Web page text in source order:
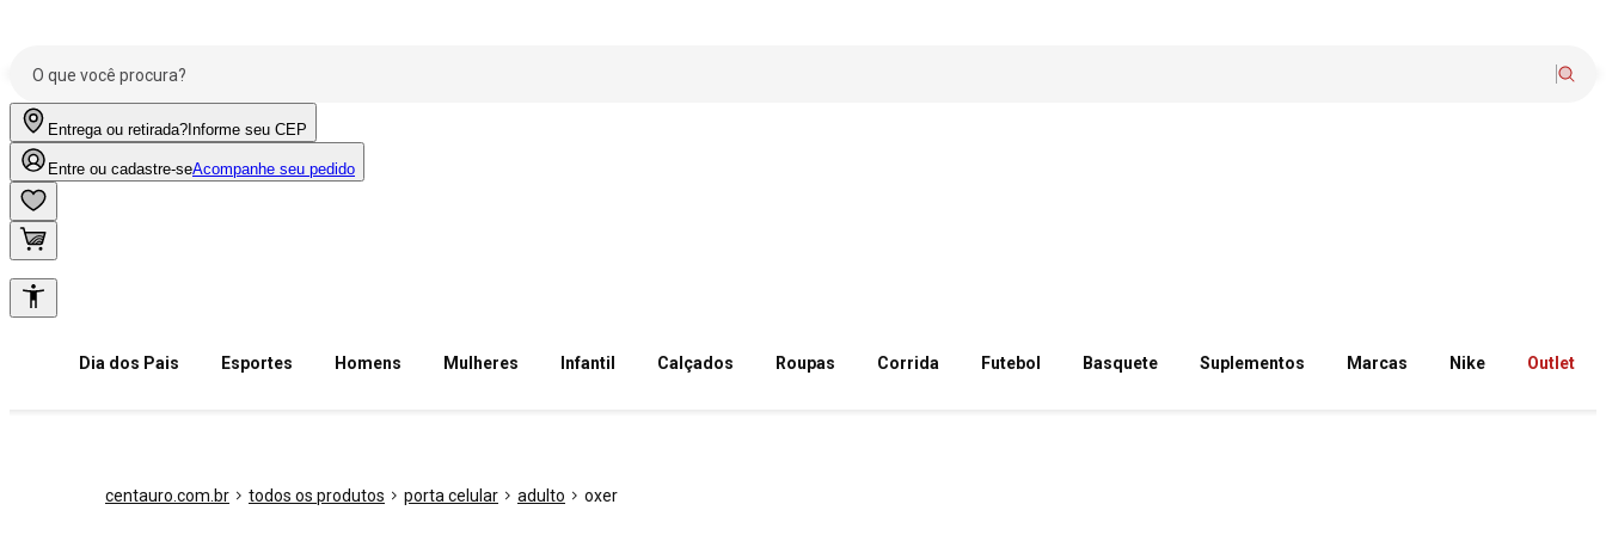
Entrega ou retirada? Informe seu CEP
Entre ou cadastre-seAcompanhe seu pedido
Dia dos Pais Esportes Homens Mulheres Infantil Calçados Roupas Corrida Futebol Basquete Suplementos Marcas Nike Outlet
centauro.com.br todos os produtos porta celular adulto oxer